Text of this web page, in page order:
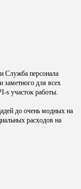
Служба персонала
заметного для всех
s участок работы.
до очень модных на
расходов на